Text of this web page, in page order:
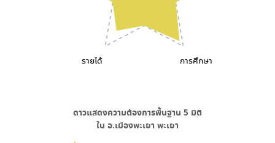
การศึกษา
รายได้
ดาวแสดงความต้องการพื้นฐาน 5 มิติ
ใน อ.เมืองพะเยา พะเยา